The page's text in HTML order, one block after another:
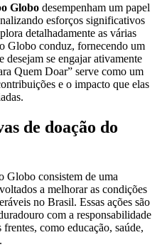
Globo desempenham um papel
esforços significativos
detalhadamente as várias
Globo conduz, fornecendo um
desejam se engajar ativamente
Quem Doar” serve como um
e o impacto que elas
de doação do
Globo consistem de uma
a melhorar as condições
no Brasil. Essas ações são
com a responsabilidade
como educação, saúde,